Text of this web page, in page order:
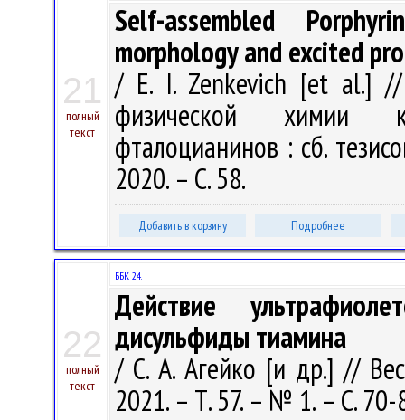
21
полный
текст
Self-assembled
morphology and excited
/ E. I. Zenkevich [et al.]
физической химии
фталоцианинов : сб.
2020. – С. 58.
Добавить в корзину Подробнее
22
полный
текст
ББК 24.
Действие
дисульфиды тиамина
/ С. А. Агейко [и др.] //
2021. – Т. 57. – № 1. – С.